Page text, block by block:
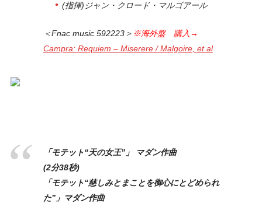
(指揮)ジャン・クロード・マルゴアール
＜Fnac music 592223＞ ※海外盤 購入→
Campra: Requiem – Miserere / Malgoire, et al
「モテット“天の女王”」 マダン作曲
(2分38秒)
「モテット“慈しみとまことを御心にとどめられ
た”」マダン作曲